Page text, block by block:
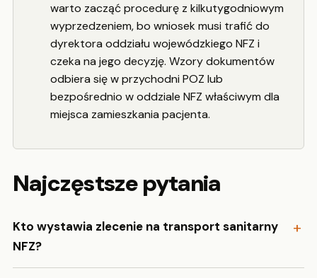
warto zacząć procedurę z kilkutygodniowym
wyprzedzeniem, bo wniosek musi trafić do
dyrektora oddziału wojewódzkiego NFZ i
czeka na jego decyzję. Wzory dokumentów
odbiera się w przychodni POZ lub
bezpośrednio w oddziale NFZ właściwym dla
miejsca zamieszkania pacjenta.
Najczęstsze pytania
Kto wystawia zlecenie na transport sanitarny
NFZ?